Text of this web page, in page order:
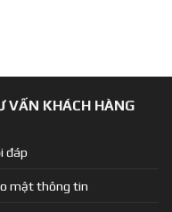
VẤN KHÁCH HÀNG
đáp
mật thông tin